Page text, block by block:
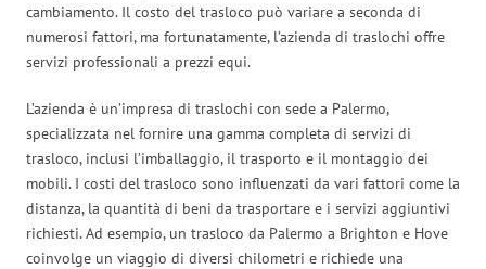
cambiamento. Il costo del trasloco può variare a seconda di
numerosi fattori, ma fortunatamente, l’azienda di traslochi offre
servizi professionali a prezzi equi.
L’azienda è un’impresa di traslochi con sede a Palermo,
specializzata nel fornire una gamma completa di servizi di
trasloco, inclusi l’imballaggio, il trasporto e il montaggio dei
mobili. I costi del trasloco sono influenzati da vari fattori come la
distanza, la quantità di beni da trasportare e i servizi aggiuntivi
richiesti. Ad esempio, un trasloco da Palermo a Brighton e Hove
coinvolge un viaggio di diversi chilometri e richiede una